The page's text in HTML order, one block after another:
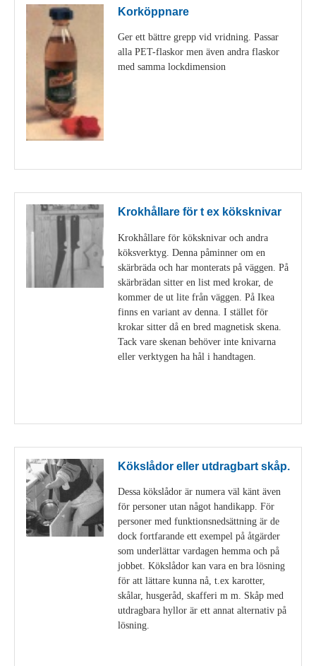
Korköppnare
Ger ett bättre grepp vid vridning. Passar
alla PET-flaskor men även andra flaskor
med samma lockdimension
Krokhållare för t ex köksknivar
Krokhållare för köksknivar och andra
köksverktyg. Denna påminner om en
skärbräda och har monterats på väggen. På
skärbrädan sitter en list med krokar, de
kommer de ut lite från väggen. På Ikea
finns en variant av denna. I stället för
krokar sitter då en bred magnetisk skena.
Tack vare skenan behöver inte knivarna
eller verktygen ha hål i handtagen.
Kökslådor eller utdragbart skåp.
Dessa kökslådor är numera väl känt även
för personer utan något handikapp. För
personer med funktionsnedsättning är de
dock fortfarande ett exempel på åtgärder
som underlättar vardagen hemma och på
jobbet. Kökslådor kan vara en bra lösning
för att lättare kunna nå, t.ex karotter,
skålar, husgeråd, skafferi m m. Skåp med
utdragbara hyllor är ett annat alternativ på
lösning.